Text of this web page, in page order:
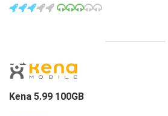
Kena 5.99 100GB